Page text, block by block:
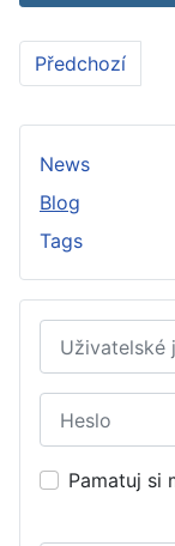
Předchozí
Předchozí
News
Blog
Tags
Uživatelské
Pamatuj si